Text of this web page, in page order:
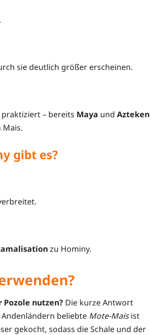
sie deutlich größer erscheinen.
– bereits Maya und Azteken
gibt es?
zu Hominy.
nutzen? Die kurze Antwort
beliebte Mote-Maisist
gekocht, sodass die Schale und der